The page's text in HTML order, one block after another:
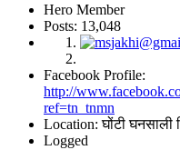
Hero Member
Posts: 13,048
Facebook Profile:
http://
ref=tn_tnmn
Location: घोंटी घनसाली
Logged